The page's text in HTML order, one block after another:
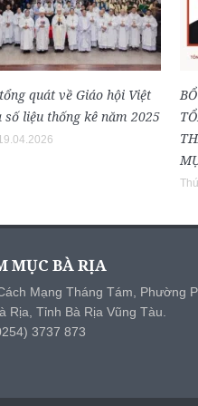
quát về Giáo hội Việt
số liệu thống kê năm 2025
MỤC BÀ RỊA
Mạng Tháng Tám, Phường
Rịa, Tỉnh Bà Rịa Vũng Tàu.
3737 873